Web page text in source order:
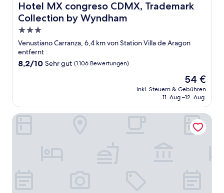
Hotel MX congreso CDMX, Trademark
Collection by Wyndham
Hotel MX congreso CDMX, Trademark Collection by
3.0-
Sterne-
Unterkunft
Venustiano Carranza, 6,4 km von Station Villa de Aragon
entfernt
8.2
(1.106
Bewertungen)
8,2/10 Sehr gut (1.106 Bewertungen)
Der
Preis
beträgt
54 €
inkl. Steuern & Gebühren
11. Aug.–12. Aug.
Hotel Brasilia